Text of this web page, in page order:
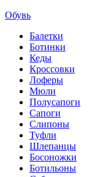
Обувь
Балетки
Ботинки
Кеды
Кроссовки
Лоферы
Мюли
Полусапоги
Сапоги
Слипоны
Туфли
Шлепанцы
Босоножки
Ботильоны